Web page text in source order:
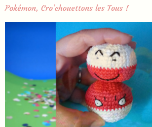
Pokémon, Cro’chouettons les Tous !